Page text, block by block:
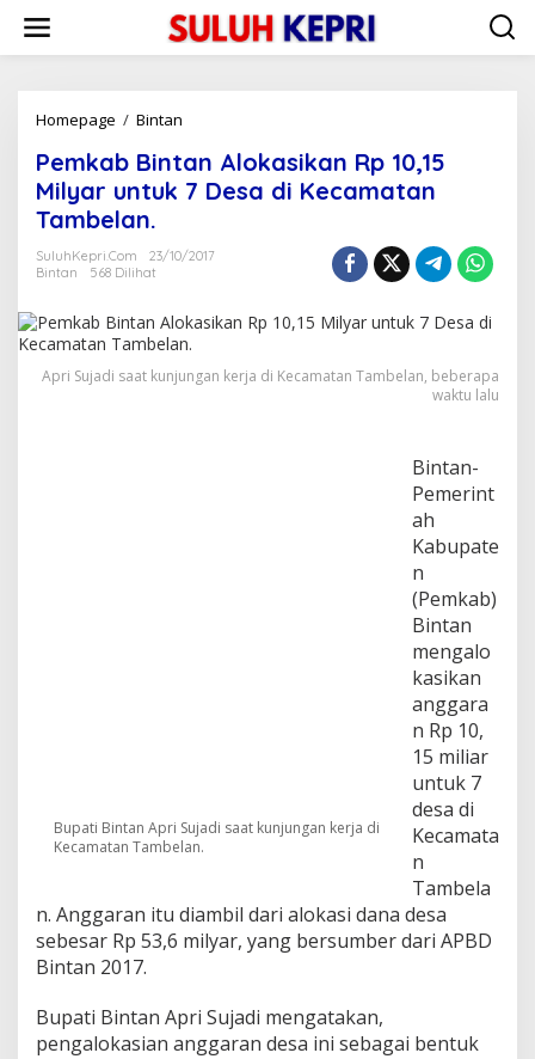
w
Homepage / Bintan
m
k
a
B
t
a
n
A
a
r
t
u
e
s
Pemkab Bintan Alokasikan Rp 10,15
Milyar untuk 7 Desa di Kecamatan
Tambelan.
SuluhKepri.com
23/10/2017
Bintan
568 Dilihat
Apri Sujadi saat kunjungan kerja di Kecamatan Tambelan, beberapa
waktu lalu
Bupati Bintan Apri Sujadi saat kunjungan kerja di
Kecamatan Tambelan.
Bintan-
Pemerint
ah
Kabupate
n
(Pemkab)
Bintan
mengalo
kasikan
anggara
n Rp 10,
15 miliar
untuk 7
desa di
Kecamata
n
Tambela
n. Anggaran itu diambil dari alokasi dana desa
sebesar Rp 53,6 milyar, yang bersumber dari APBD
Bintan 2017.
Bupati Bintan Apri Sujadi mengatakan,
pengalokasian anggaran desa ini sebagai bentuk